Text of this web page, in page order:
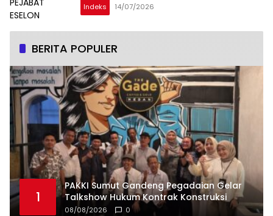
Indeks 14/07/2026
BERITA POPULER
1
PAKKI Sumut Gandeng Pegadaian Gelar
Talkshow Hukum Kontrak Konstruksi
08/08/2026 0